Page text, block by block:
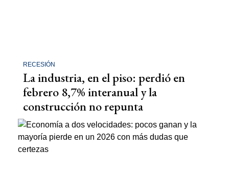
RECESIÓN
La industria, en el piso: perdió en
febrero 8,7% interanual y la
construcción no repunta